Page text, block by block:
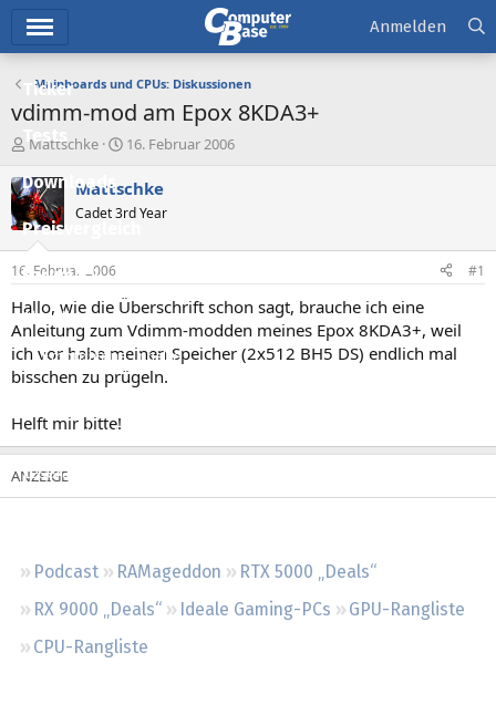
Ticker
Tests
Downloads
Preisvergleich
Forum
Aktuelles
Empfohlene Inhalte
Neueste Aktivitäten
Leserartikel
Podcast RAMageddon
RTX 5000 „Deals“
RX 9000 „Deals“
Ideale Gaming-PCs
GPU-Rangliste
CPU-Rangliste
Anmelden
Mainboards und CPUs: Diskussionen
vdimm-mod am Epox 8KDA3+
E
s
t
e
e
r
Mattschke
E
s
e
t
a
m
16. Februar 2006
Mattschke
Cadet 3rd Year
16. Februar 2006 #1
Hallo, wie die Überschrift schon sagt, brauche ich eine
Anleitung zum Vdimm-modden meines Epox 8KDA3+, weil
ich vor habe meinen Speicher (2x512 BH5 DS) endlich mal
bisschen zu prügeln.
Helft mir bitte!